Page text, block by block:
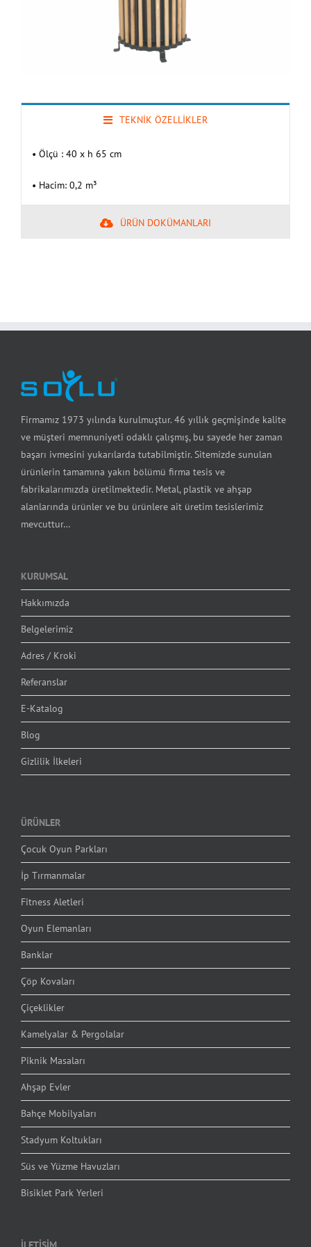
TEKNİK ÖZELLİKLER
• Ölçü : 40 x h 65 cm
• Hacim: 0,2 m³
ÜRÜN DOKÜMANLARI
Firmamız 1973 yılında kurulmuştur. 46 yıllık geçmişinde kalite
ve müşteri memnuniyeti odaklı çalışmış, bu sayede her zaman
başarı ivmesini yukarılarda tutabilmiştir. Sitemizde sunulan
ürünlerin tamamına yakın bölümü firma tesis ve
fabrikalarımızda üretilmektedir. Metal, plastik ve ahşap
alanlarında ürünler ve bu ürünlere ait üretim tesislerimiz
mevcuttur…
KURUMSAL
Hakkımızda
Belgelerimiz
Adres / Kroki
Referanslar
E-Katalog
Blog
Gizlilik İlkeleri
ÜRÜNLER
Çocuk Oyun Parkları
İp Tırmanmalar
Fitness Aletleri
Oyun Elemanları
Banklar
Çöp Kovaları
Çiçeklikler
Kamelyalar & Pergolalar
Piknik Masaları
Ahşap Evler
Bahçe Mobilyaları
Stadyum Koltukları
Süs ve Yüzme Havuzları
Bisiklet Park Yerleri